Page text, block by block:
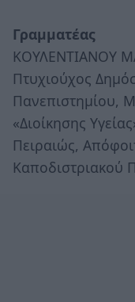
Γραμματέας
ΚΟΥΛΕΝΤΙΑΝΟΥ
Πτυχιούχος
Πανεπιστημίου,
«Διοίκησης
Πειραιώς,
Καποδιστριακού